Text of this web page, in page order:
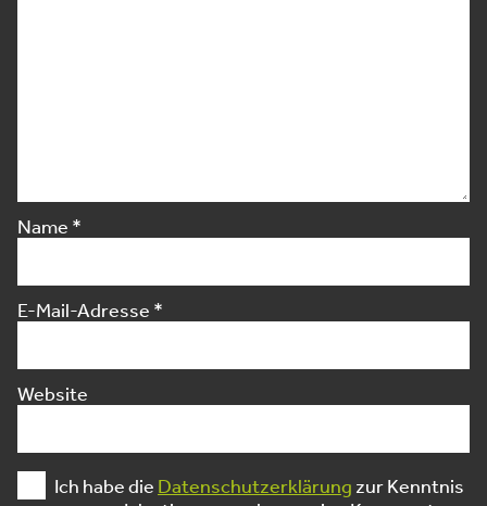
Name *
E-Mail-Adresse *
Website
Ich habe die Datenschutzerklärung zur Kenntnis